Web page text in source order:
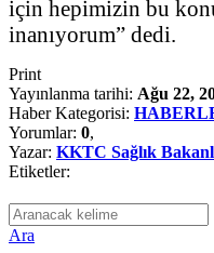
için hepimizin bu
inanıyorum” dedi.
Print
Yayınlanma tarihi: Ağu 22,
Haber Kategorisi:
Yorumlar: 0,
Yazar: KKTC Sağlık
Etiketler:
Ara